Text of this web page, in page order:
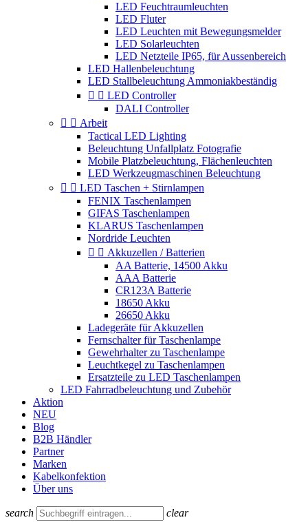
LED Feuchtraumleuchten
LED Fluter
LED Leuchten mit Bewegungsmelder
LED Solarleuchten
LED Netzteile IP65, für Aussenbereich
LED Hallenbeleuchtung
LED Stallbeleuchtung Ammoniakbeständig
  LED Controller
DALI Controller
  Arbeit
Tactical LED Lighting
Beleuchtung Unfallplatz Fotografie
Mobile Platzbeleuchtung, Flächenleuchten
LED Werkzeugmaschinen Beleuchtung
  LED Taschen + Stirnlampen
FENIX Taschenlampen
GIFAS Taschenlampen
KLARUS Taschenlampen
Nordride Leuchten
  Akkuzellen / Batterien
AA Batterie, 14500 Akku
AAA Batterie
CR123A Batterie
18650 Akku
26650 Akku
Ladegeräte für Akkuzellen
Fernschalter für Taschenlampe
Gewehrhalter zu Taschenlampe
Leuchtkegel zu Taschenlampen
Ersatzteile zu LED Taschenlampen
LED Fahrradbeleuchtung und Zubehör
Aktion
NEU
Blog
B2B Händler
Partner
Marken
Kabelkonfektion
Über uns
search clear